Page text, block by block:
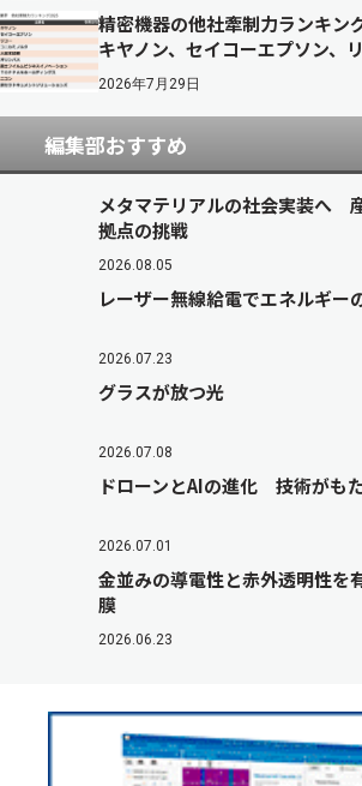
精密機器の他社牽制力ランキ
キヤノン、セイコーエプソン、
2026年7月29日
編集部おすすめ
メタマテリアルの社会実装へ
拠点の挑戦
2026.08.05
レーザー無線給電でエネルギー
2026.07.23
グラスが放つ光
2026.07.08
ドローンとAIの進化 技術がも
2026.07.01
金並みの導電性と赤外透明性を
膜
2026.06.23